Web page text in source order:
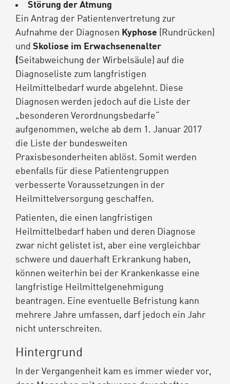
Störung der Atmung
Ein Antrag der Patientenvertretung zur
Aufnahme der Diagnosen Kyphose (Rundrücken)
und Skoliose im Erwachsenenalter
(Seitabweichung der Wirbelsäule) auf die
Diagnoseliste zum langfristigen
Heilmittelbedarf wurde abgelehnt. Diese
Diagnosen werden jedoch auf die Liste der
„besonderen Verordnungsbedarfe“
aufgenommen, welche ab dem 1. Januar 2017
die Liste der bundesweiten
Praxisbesonderheiten ablöst. Somit werden
ebenfalls für diese Patientengruppen
verbesserte Voraussetzungen in der
Heilmittelversorgung geschaffen.
Patienten, die einen langfristigen
Heilmittelbedarf haben und deren Diagnose
zwar nicht gelistet ist, aber eine vergleichbar
schwere und dauerhaft Erkrankung haben,
können weiterhin bei der Krankenkasse eine
langfristige Heilmittelgenehmigung
beantragen. Eine eventuelle Befristung kann
mehrere Jahre umfassen, darf jedoch ein Jahr
nicht unterschreiten.
Hintergrund
In der Vergangenheit kam es immer wieder vor,